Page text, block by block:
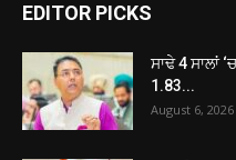
EDITOR PICKS
ਸਾਢੇ 4 ਸਾਲਾਂ
1.83...
August 6, 2026